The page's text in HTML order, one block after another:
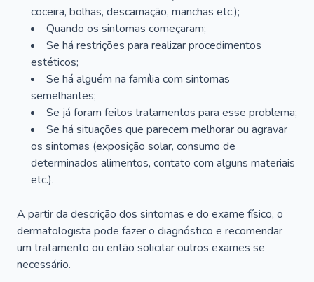
coceira, bolhas, descamação, manchas etc.);
Quando os sintomas começaram;
Se há restrições para realizar procedimentos
estéticos;
Se há alguém na família com sintomas
semelhantes;
Se já foram feitos tratamentos para esse problema;
Se há situações que parecem melhorar ou agravar
os sintomas (exposição solar, consumo de
determinados alimentos, contato com alguns materiais
etc.).
A partir da descrição dos sintomas e do exame físico, o
dermatologista pode fazer o diagnóstico e recomendar
um tratamento ou então solicitar outros exames se
necessário.